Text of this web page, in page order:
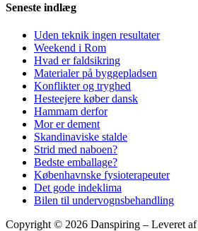
Seneste indlæg
Uden teknik ingen resultater
Weekend i Rom
Hvad er faldsikring
Materialer på byggepladsen
Konflikter og tryghed
Hesteejere køber dansk
Hammam derfor
Mor er dement
Skandinaviske stalde
Strid med naboen?
Bedste emballage?
Københavnske fysioterapeuter
Det gode indeklima
Bilen til undervognsbehandling
Copyright © 2026 Danspiring – Leveret af